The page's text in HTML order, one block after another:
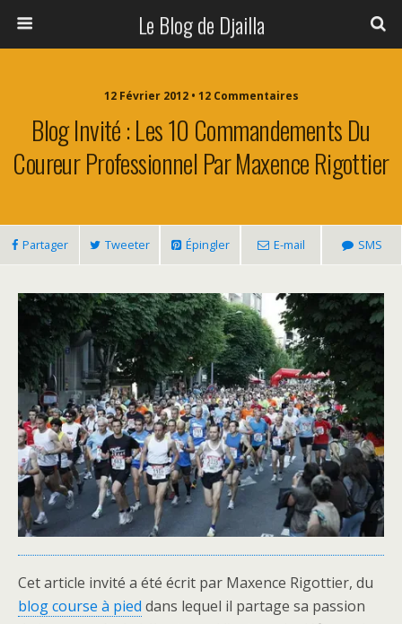
Le Blog de Djailla
12 Février 2012 • 12 Commentaires
Blog Invité : Les 10 Commandements Du
Coureur Professionnel Par Maxence Rigottier
Partager Tweeter Épingler E-mail SMS
Cet article invité a été écrit par Maxence Rigottier, du
blog course à pied dans lequel il partage sa passion